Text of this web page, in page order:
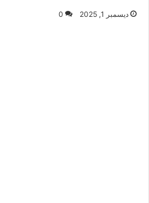
ديسمبر 1, 2025 0